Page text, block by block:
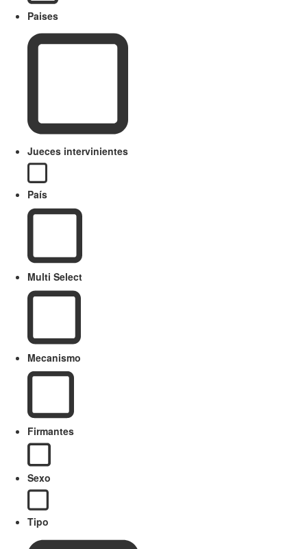
Paises
Jueces intervinientes
País
Multi Select
Mecanismo
Firmantes
Sexo
Tipo